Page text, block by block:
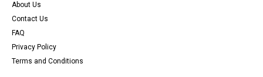
About Us
Contact Us
FAQ
Privacy Policy
Terms and Conditions